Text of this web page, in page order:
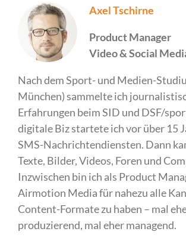
Axel Tschirne
Product Manager
Video & Social
Nach dem Sport- und Medien-
München) sammelte ich
Erfahrungen beim SID und DSF/
digitale Biz startete ich vor über 15
SMS-Nachrichtendiensten. Dann
Texte, Bilder, Videos, Foren und
Inzwischen bin ich als Product
Airmotion Media für nahezu alle
Content-Formate zu haben – mal
produzierend, mal eher managend.